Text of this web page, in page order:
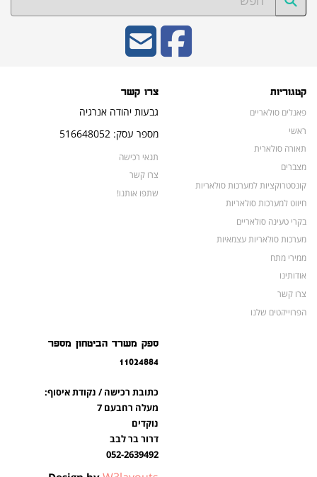
קטגוריות
פאנלים סולאריים
ראשי
תאורה סולארית
מצברים
קונסטרוקציות למערכות סולאריות
חיווט למערכות סולאריות
בקרי טעינה סולאריים
מערכות סולאריות עצמאיות
ממירי מתח
אודותינו
צרו קשר
הפרוייקטים שלנו
צרו קשר
גבעות יהודה אנרגיה
מספר עסק: 516648052
תנאי רכישה
צרו קשר
שתפו אותנו!
ספק משרד הביטחון מספר
11024884
כתובת רכישה / נקודת איסוף:
מעלה רחבעם 7
נוקדים
דרור בר לבב
052-2639492